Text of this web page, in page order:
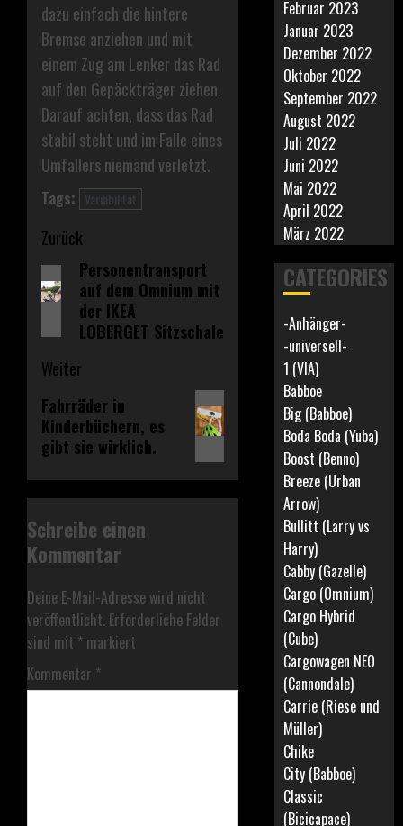
dazu einfach die hintere
Bremse anziehen und mit
einem Zug am Lenker das Rad
auf den Gepäckträger ziehen.
Darauf achten, dass das Rad
stabil steht und im Falle eines
Umfallers niemand verletzt.
Tags: Variabilität
Beitragsnavigation
Zurück
Vorheriger
Beitrag:
Personentransport
auf dem Omnium mit
der IKEA
LOBERGET Sitzschale
Weiter
Nächster
Beitrag:
Fahrräder in
Kinderbüchern, es
gibt sie wirklich.
Schreibe einen
Kommentar
Deine E-Mail-Adresse wird nicht
veröffentlicht. Erforderliche Felder
sind mit * markiert
Kommentar *
Februar 2023
Januar 2023
Dezember 2022
Oktober 2022
September 2022
August 2022
Juli 2022
Juni 2022
Mai 2022
April 2022
März 2022
CATEGORIES
-Anhänger-
-universell-
1 (VIA)
Babboe
Big (Babboe)
Boda Boda (Yuba)
Boost (Benno)
Breeze (Urban
Arrow)
Bullitt (Larry vs
Harry)
Cabby (Gazelle)
Cargo (Omnium)
Cargo Hybrid
(Cube)
Cargowagen NEO
(Cannondale)
Carrie (Riese und
Müller)
Chike
City (Babboe)
Classic
(Bicicapace)